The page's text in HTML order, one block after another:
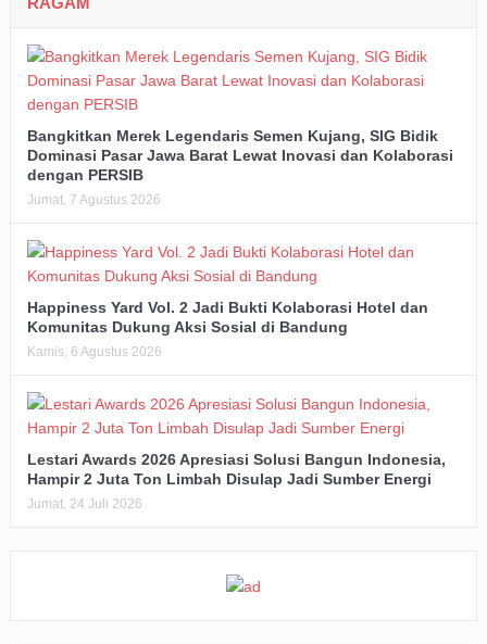
Bangkitkan Merek Legendaris Semen Kujang, SIG Bidik
Dominasi Pasar Jawa Barat Lewat Inovasi dan Kolaborasi
dengan PERSIB
Jumat, 7 Agustus 2026
Happiness Yard Vol. 2 Jadi Bukti Kolaborasi Hotel dan
Komunitas Dukung Aksi Sosial di Bandung
Kamis, 6 Agustus 2026
Lestari Awards 2026 Apresiasi Solusi Bangun Indonesia,
Hampir 2 Juta Ton Limbah Disulap Jadi Sumber Energi
Jumat, 24 Juli 2026